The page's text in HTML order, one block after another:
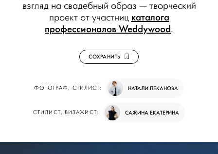
взгляд на свадебный образ — творческий
проект от участниц каталога
профессионалов Weddywood.
СОХРАНИТЬ
ФОТОГРАФ, СТИЛИСТ: НАТАЛИ ПЕКАНОВА
СТИЛИСТ, ВИЗАЖИСТ: САЖИНА ЕКАТЕРИНА